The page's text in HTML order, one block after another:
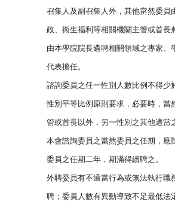
召集人及副召集人外，其他當然委員
政、衞生福利等相關機關主管或首長
由本學院院長遴聘相關領域之專家、
代表擔任。
諮詢委員之任一性別人數比例不得少
性別平等比例原則要求，必要時，當
管或首長以外，另一性別之其他適當
本會諮詢委員之當然委員之任期，應
委員之任期二年，期滿得續聘之。
外聘委員有不適當行為或無法執行職
聘；委員人數有異動導致不足最低法